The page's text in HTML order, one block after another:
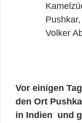
Volker
Vor einigen
den Ort
in Indien und